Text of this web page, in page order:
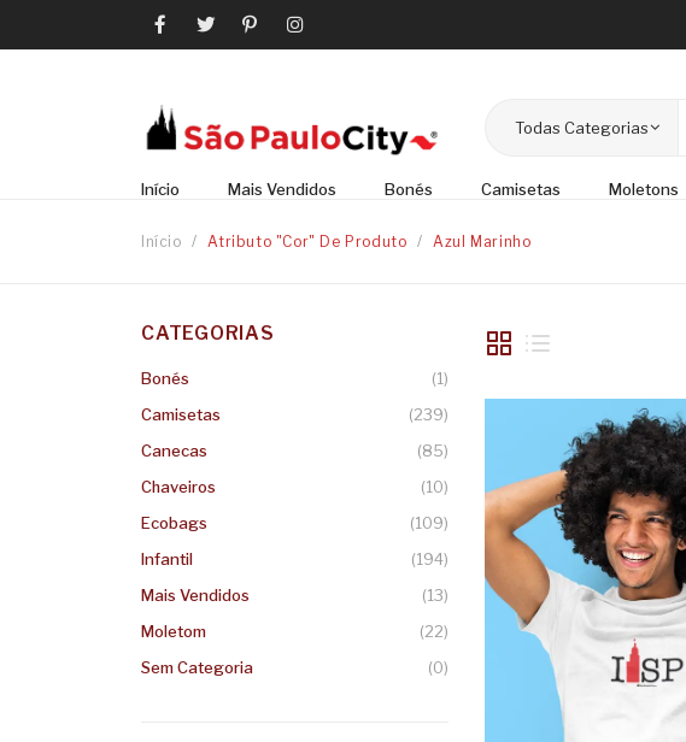
Todas Categorias
Início Mais Vendidos Bonés Camisetas Moletons
Início / Atributo "Cor" De Produto / Azul Marinho
CATEGORIAS
Bonés
(1)
Camisetas
(239)
Canecas
(85)
Chaveiros
(10)
Ecobags
(109)
Infantil
(194)
Mais Vendidos
(13)
Moletom
(22)
Sem Categoria
(0)